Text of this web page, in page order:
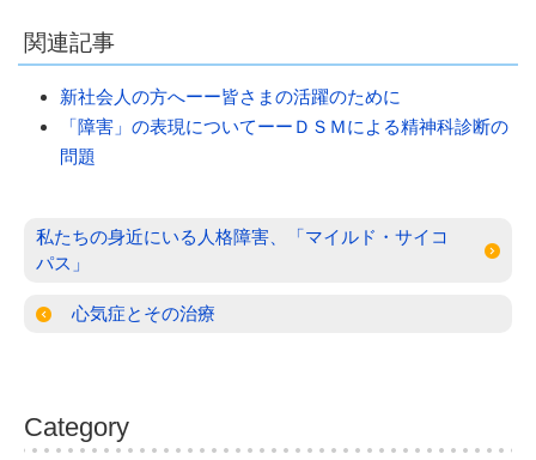
関連記事
新社会人の方へーー皆さまの活躍のために
「障害」の表現についてーーＤＳＭによる精神科診断の
問題
投
稿
ナ
シ
私たちの身近にいる人格障害、「マイルド・サイコ
パス」
心気症とその治療
Category